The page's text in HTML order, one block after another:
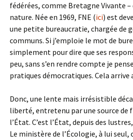
fédérées, comme Bretagne Vivante
nature. Née en 1969, FNE (ici) est
une petite bureaucratie, chargée de
communs. Si j’emploie le mot de
simplement pour dire que ses
peu, sans s’en rendre compte je
pratiques démocratiques. Cela arrive
Donc, une lente mais irrésistible
liberté, entretenu par une source de
l’État. C’est l’État, depuis des
Le ministère de l’Écologie, à lui seul,